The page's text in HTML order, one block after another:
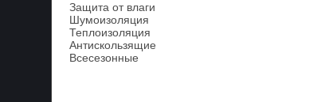
Защита от влаги
Шумоизоляция
Теплоизоляция
Антискользящие
Всесезонные